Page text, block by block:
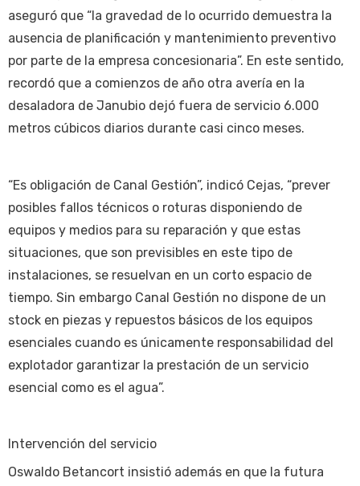
aseguró que “la gravedad de lo ocurrido demuestra la
ausencia de planificación y mantenimiento preventivo
por parte de la empresa concesionaria”. En este sentido,
recordó que a comienzos de año otra avería en la
desaladora de Janubio dejó fuera de servicio 6.000
metros cúbicos diarios durante casi cinco meses.
“Es obligación de Canal Gestión”, indicó Cejas, “prever
posibles fallos técnicos o roturas disponiendo de
equipos y medios para su reparación y que estas
situaciones, que son previsibles en este tipo de
instalaciones, se resuelvan en un corto espacio de
tiempo. Sin embargo Canal Gestión no dispone de un
stock en piezas y repuestos básicos de los equipos
esenciales cuando es únicamente responsabilidad del
explotador garantizar la prestación de un servicio
esencial como es el agua”.
Intervención del servicio
Oswaldo Betancort insistió además en que la futura